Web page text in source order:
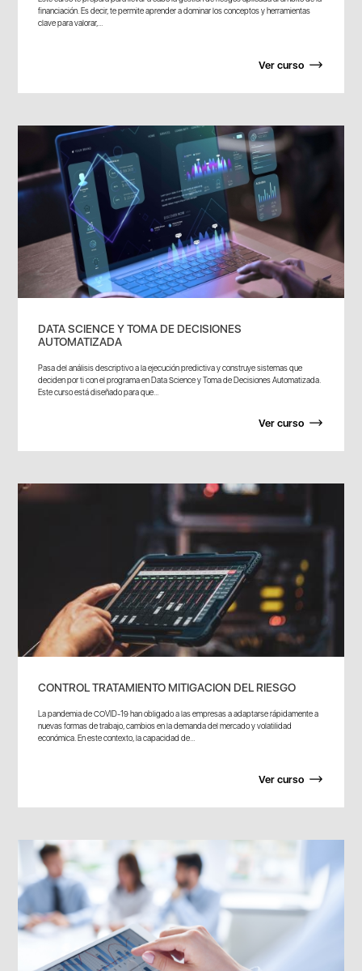
financiación. Es decir, te permite aprender a dominar los conceptos y herramientas
clave para valorar,...
Ver curso
DATA SCIENCE Y TOMA DE DECISIONES
AUTOMATIZADA
Pasa del análisis descriptivo a la ejecución predictiva y construye sistemas que
deciden por ti con el programa en Data Science y Toma de Decisiones Automatizada.
Este curso está diseñado para que...
Ver curso
CONTROL TRATAMIENTO MITIGACION DEL RIESGO
La pandemia de COVID-19 han obligado a las empresas a adaptarse rápidamente a
nuevas formas de trabajo, cambios en la demanda del mercado y volatilidad
económica. En este contexto, la capacidad de...
Ver curso